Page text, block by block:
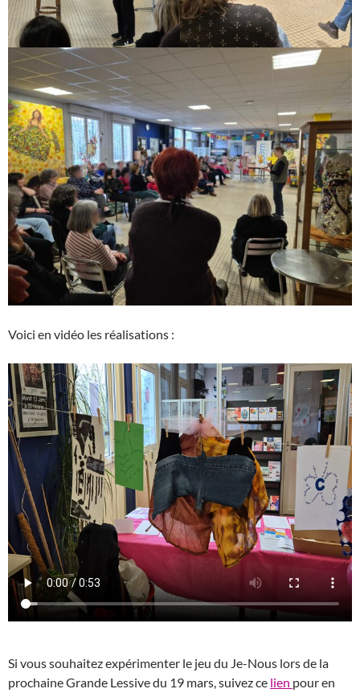
Voici en vidéo les réalisations :
Si vous souhaitez expérimenter le jeu du Je-Nous lors de la
prochaine Grande Lessive du 19 mars, suivez ce lien pour en